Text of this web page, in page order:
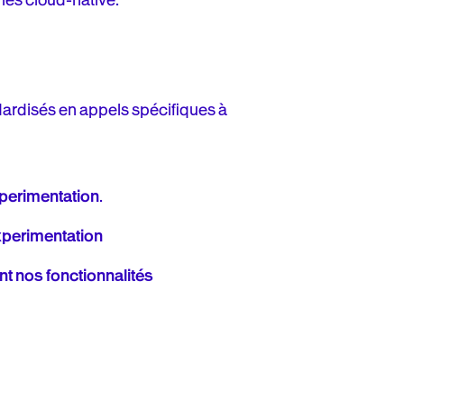
en appels spécifiques à
.
nos fonctionnalités